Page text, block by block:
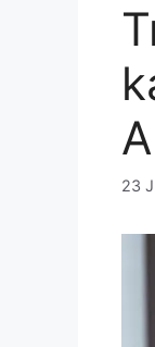
23